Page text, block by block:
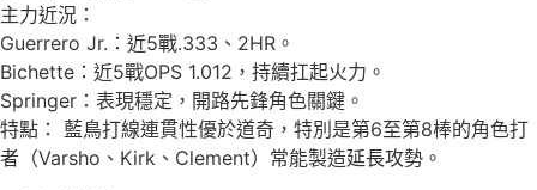
主力近況：
Guerrero Jr.：近5戰.333、2HR。
Bichette：近5戰OPS 1.012，持續扛起火力。
Springer：表現穩定，開路先鋒角色關鍵。
特點： 藍鳥打線連貫性優於道奇，特別是第6至第8棒的角色打
者（Varsho、Kirk、Clement）常能製造延長攻勢。